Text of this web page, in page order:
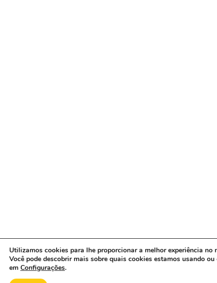
Utilizamos cookies para lhe proporcionar a melhor experiência no
Você pode descobrir mais sobre quais cookies estamos usando
em Configurações.